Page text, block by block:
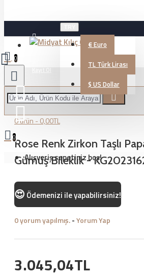
Üye Girişi €Euro
TL Türk Lirası
$ US Dollar
0
0 ürün - 0,00TL
0
Alışveriş sepetiniz boş!
Rose Renk Zirkon Taşlı
Gümüş Bileklik -
😍 Ödemenizi ile yapabilirsiniz!
0 yorum yapılmış.-Yorum Yap
3.045,04TL